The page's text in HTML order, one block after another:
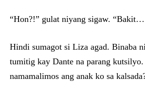
“Hon?!” gulat niyang sigaw.
Hindi sumagot si Liza agad. Binaba
tumitig kay Dante na parang
namamalimos ang anak ko sa